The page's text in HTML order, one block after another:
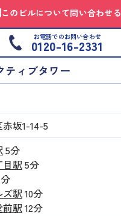
このビルについて問い合わせる
お電話でのお問い合わせ
0120-16-2331
ティブタワー
坂1-14-5
5分
目駅5分
ズ駅10分
前駅12分